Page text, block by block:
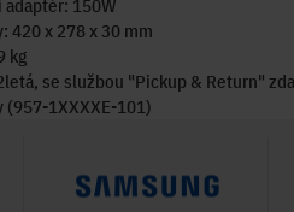
adaptér: 150W
420 x 278 x 30 mm
kg
se službou "Pickup & Return"
(957-1XXXXE-101)